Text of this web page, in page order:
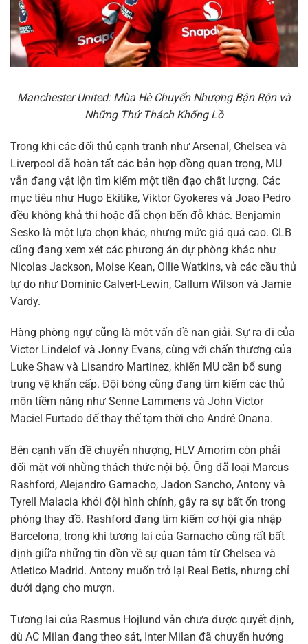
Manchester United: Mùa Hè Chuyển Nhượng Bận Rộn và
Những Thử Thách Khổng Lồ
Trong khi các đối thủ cạnh tranh như Arsenal, Chelsea và
Liverpool đã hoàn tất các bản hợp đồng quan trọng, MU
vẫn đang vật lộn tìm kiếm một tiền đạo chất lượng. Các
mục tiêu như Hugo Ekitike, Viktor Gyokeres và Joao Pedro
đều không khả thi hoặc đã chọn bến đỗ khác. Benjamin
Sesko là một lựa chọn khác, nhưng mức giá quá cao. CLB
cũng đang xem xét các phương án dự phòng khác như
Nicolas Jackson, Moise Kean, Ollie Watkins, và các cầu thủ
tự do như Dominic Calvert-Lewin, Callum Wilson và Jamie
Vardy.
Hàng phòng ngự cũng là một vấn đề nan giải. Sự ra đi của
Victor Lindelof và Jonny Evans, cùng với chấn thương của
Luke Shaw và Lisandro Martinez, khiến MU cần bổ sung
trung vệ khẩn cấp. Đội bóng cũng đang tìm kiếm các thủ
môn tiềm năng như Senne Lammens và John Victor
Maciel Furtado để thay thế tạm thời cho André Onana.
Bên cạnh vấn đề chuyển nhượng, HLV Amorim còn phải
đối mặt với những thách thức nội bộ. Ông đã loại Marcus
Rashford, Alejandro Garnacho, Jadon Sancho, Antony và
Tyrell Malacia khỏi đội hình chính, gây ra sự bất ổn trong
phòng thay đồ. Rashford đang tìm kiếm cơ hội gia nhập
Barcelona, trong khi tương lai của Garnacho cũng rất bất
định giữa những tin đồn về sự quan tâm từ Chelsea và
Atletico Madrid. Antony muốn trở lại Real Betis, nhưng chỉ
dưới dạng cho mượn.
Tương lai của Rasmus Hojlund vẫn chưa được quyết định,
dù AC Milan đang theo sát, Inter Milan đã chuyển hướng